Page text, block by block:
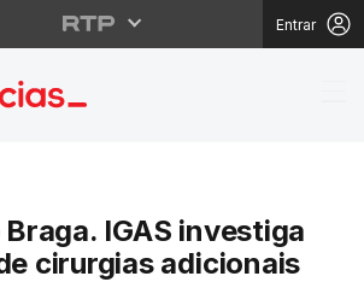
Entrar
de Braga.
IGAS investiga
cirurgias adicionais